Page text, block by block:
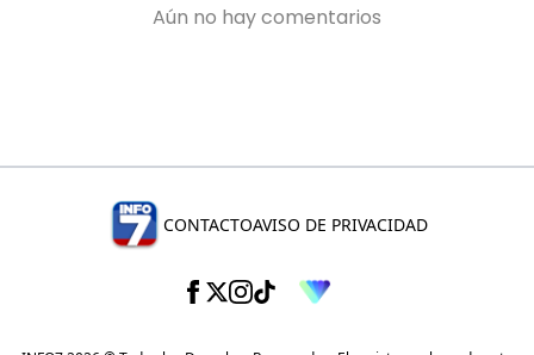
CONTACTOAVISO DE PRIVACIDAD